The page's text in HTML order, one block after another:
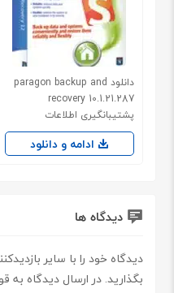
دانلود paragon backup and
recovery 10.1.21.287
پشتیبانگیری اطلاعات
ادامه و دانلود
دیدگاه ها
دیدگاه خود را با سایر
بگذارید. در ارسال دیدگاه به